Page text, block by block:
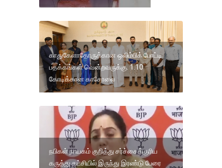
காதுகேளாதோருக்கான ஒலிம்பிக் போட்டி
பதக்கங்கள் வென்றவருக்கு. 1.10
கோடிக்கான காசோலை
நபிகள் நாயகம் குறித்து சர்ச்சைக்குரிய
கருத்து கட்சியில் இருந்து இரண்டு பேரை